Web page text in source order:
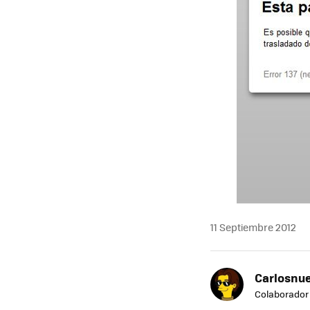
11 Septiembre 2012
Colaborador